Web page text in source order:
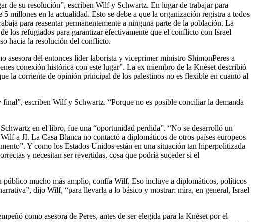
de su resolución”, escriben Wilf y Schwartz. En lugar de trabajar para
millones en la actualidad. Esto se debe a que la organización registra a todos
para reasentar permanentemente a ninguna parte de la población. La
los refugiados para garantizar efectivamente que el conflicto con Israel
hacia la resolución del conflicto.
asesora del entonces líder laborista y viceprimer ministro ShimonPeres a
conexión histórica con este lugar”. La ex miembro de la Knéset describió
la corriente de opinión principal de los palestinos no es flexible en cuanto al
escriben Wilf y Schwartz. “Porque no es posible conciliar la demanda
en el libro, fue una “oportunidad perdida”. “No se desarrolló un
a JI. La Casa Blanca no contactó a diplomáticos de otros países europeos
Y como los Estados Unidos están en una situación tan hiperpolitizada
y necesitan ser revertidas, cosa que podría suceder si el
público mucho más amplio, confía Wilf. Eso incluye a diplomáticos, políticos
dijo Wilf, “para llevarla a lo básico y mostrar: mira, en general, Israel
como asesora de Peres, antes de ser elegida para la Knéset por el